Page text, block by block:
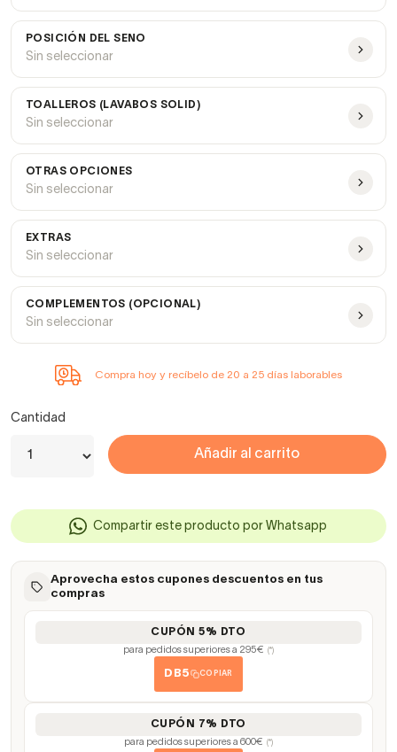
POSICIÓN DEL SENO
Sin seleccionar
TOALLEROS (LAVABOS SOLID)
Sin seleccionar
OTRAS OPCIONES
Sin seleccionar
EXTRAS
Sin seleccionar
COMPLEMENTOS (OPCIONAL)
Sin seleccionar
Compra hoy y recíbelo de 20 a 25 días laborables
Cantidad
Añadir al carrito
Compartir este producto por Whatsapp
Aprovecha estos cupones descuentos en tus
compras
CUPÓN 5% DTO
para pedidos superiores a 295€ (*)
DB5 COPIAR
CUPÓN 7% DTO
para pedidos superiores a 600€ (*)